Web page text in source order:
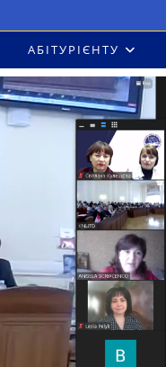
АБІТУРІЄНТУ